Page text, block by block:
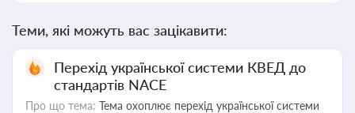
Теми, які можуть вас зацікавити:
Перехід української системи КВЕД до
стандартів NACE
Про що тема: Тема охоплює перехід української системи